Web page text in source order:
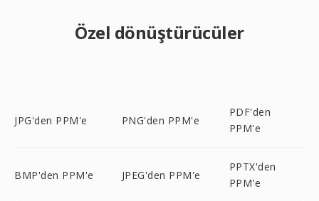
Özel dönüştürücüler
JPG'den PPM'e PNG'den PPM'e
PDF'den
PPM'e
BMP'den PPM'e JPEG'den PPM'e
PPTX'den
PPM'e